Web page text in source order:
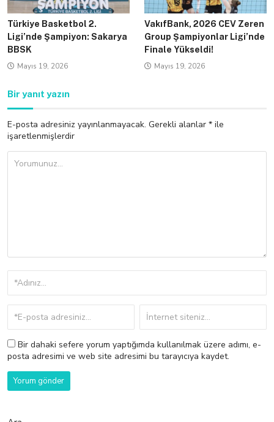
Türkiye Basketbol 2.
Ligi’nde Şampiyon: Sakarya
BBSK
Mayıs 19, 2026
VakıfBank, 2026 CEV Zeren
Group Şampiyonlar Ligi’nde
Finale Yükseldi!
Mayıs 19, 2026
Bir yanıt yazın
E-posta adresiniz yayınlanmayacak. Gerekli alanlar * ile
işaretlenmişlerdir
Bir dahaki sefere yorum yaptığımda kullanılmak üzere adımı, e-
posta adresimi ve web site adresimi bu tarayıcıya kaydet.